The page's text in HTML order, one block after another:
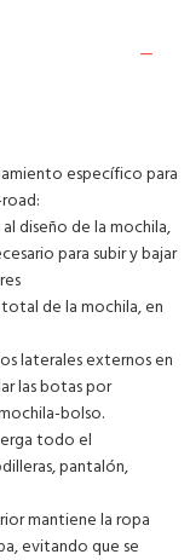
específico para
diseño de la mochila,
para subir y bajar
de la mochila, en
laterales externos en
las botas por
bolso.
todo el
pantalón,
mantiene la ropa
evitando que se